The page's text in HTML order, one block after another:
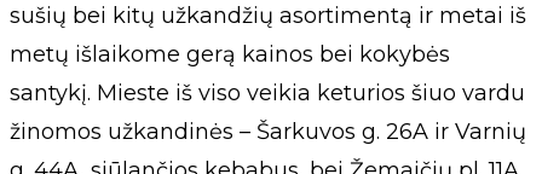
sušių bei kitų užkandžių asortimentą ir metai iš
metų išlaikome gerą kainos bei kokybės
santykį. Mieste iš viso veikia keturios šiuo vardu
žinomos užkandinės – Šarkuvos g. 26A ir Varnių